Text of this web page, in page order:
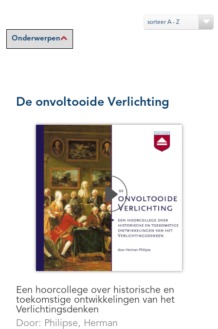
Onderwerpen
sorteer A - Z
De onvoltooide Verlichting
Een hoorcollege over historische en
toekomstige ontwikkelingen van het
Verlichtingsdenken
Door: Philipse, Herman